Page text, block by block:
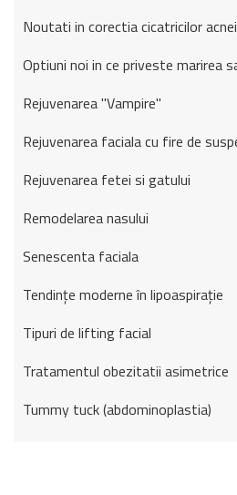
Noutati in corectia cicatricilor
Optiuni noi in ce priveste marirea
Rejuvenarea "Vampire"
Rejuvenarea faciala cu fire de
Rejuvenarea fetei si gatului
Remodelarea nasului
Senescenta faciala
Tendințe moderne în lipoaspirație
Tipuri de lifting facial
Tratamentul obezitatii asimetrice
Tummy tuck (abdominoplastia)